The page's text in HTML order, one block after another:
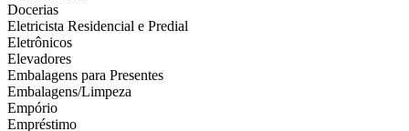
Docerias
Eletricista Residencial e Predial
Eletrônicos
Elevadores
Embalagens para Presentes
Embalagens/Limpeza
Empório
Empréstimo